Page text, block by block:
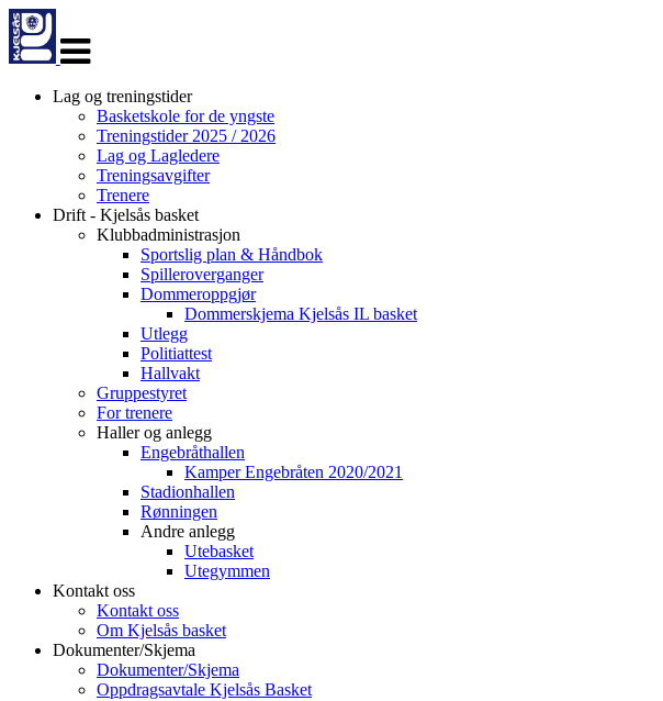
navigasjon
Lag og treningstider
Basketskole for de yngste
Treningstider 2025 / 2026
Lag og Lagledere
Treningsavgifter
Trenere
Drift - Kjelsås basket
Klubbadministrasjon
Sportslig plan & Håndbok
Spilleroverganger
Dommeroppgjør
Dommerskjema Kjelsås IL basket
Utlegg
Politiattest
Hallvakt
Gruppestyret
For trenere
Haller og anlegg
Engebråthallen
Kamper Engebråten 2020/2021
Stadionhallen
Rønningen
Andre anlegg
Utebasket
Utegymmen
Kontakt oss
Kontakt oss
Om Kjelsås basket
Dokumenter/Skjema
Dokumenter/Skjema
Oppdragsavtale Kjelsås Basket